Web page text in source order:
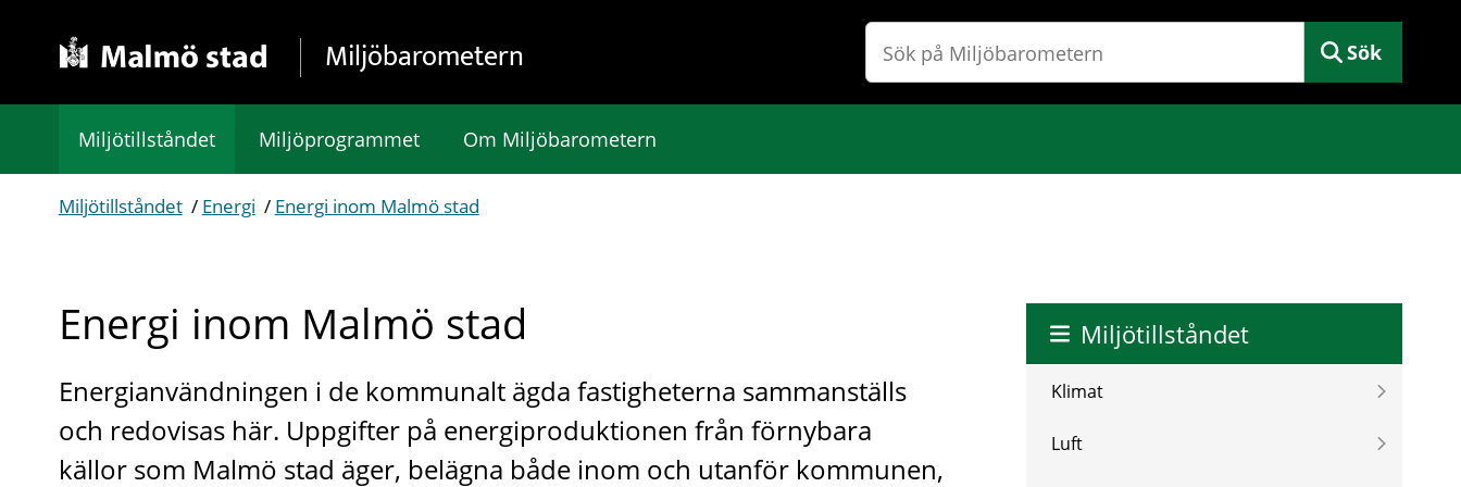
Miljöbarometern Sök
Miljötillståndet Miljöprogrammet Om Miljöbarometern
Miljötillståndet / Energi / Energi inom Malmö stad
Energi inom Malmö stad
Energianvändningen i de kommunalt ägda fastigheterna sammanställs
och redovisas här. Uppgifter på energiproduktionen från förnybara
källor som Malmö stad äger, belägna både inom och utanför kommunen,
Miljötillståndet
Klimat
Luft